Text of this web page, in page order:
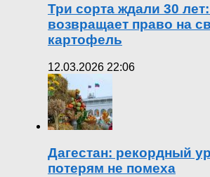
Три сорта ждали 30
возвращает право на
картофель
12.03.2026 22:06
Дагестан: рекордный
потерям не помеха